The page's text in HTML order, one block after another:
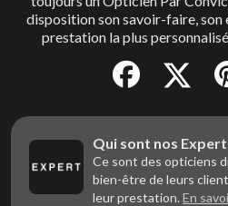
disposition son savoir-faire,
prestation la plus
Qui sont nos
Ce sont des opticiens
bien-être de leurs
leur prestation. En